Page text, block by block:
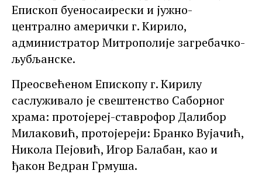
Епископ буеносаирески и јужно-
централно амерички г. Кирило,
администратор Митрополије загребачко-
љубљанске.
Преосвећеном Епископу г. Кирилу
саслуживало је свештенство Саборног
храма: протојереј-ставрофор Далибор
Милаковић, протојереји: Бранко Вујачић,
Никола Пејовић, Игор Балабан, као и
ђакон Ведран Грмуша.